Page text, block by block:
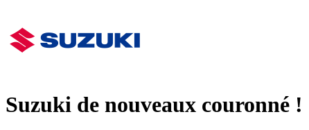
Suzuki de nouveaux couronné !